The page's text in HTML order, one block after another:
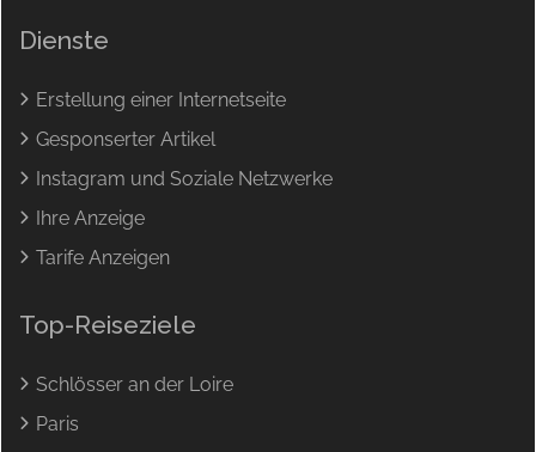
Dienste
Erstellung einer Internetseite
Gesponserter Artikel
Instagram und Soziale Netzwerke
Ihre Anzeige
Tarife Anzeigen
Top-Reiseziele
Schlösser an der Loire
Paris